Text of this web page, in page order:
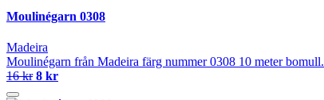
Moulinégarn 0308
Madeira
Moulinégarn från Madeira färg nummer 0308 10 meter bomull.
16 kr 8 kr